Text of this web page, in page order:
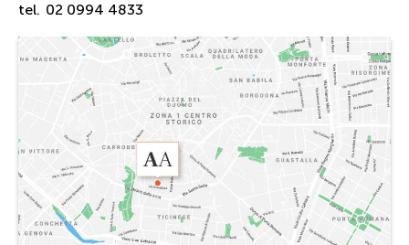
tel. 02 0994 4833